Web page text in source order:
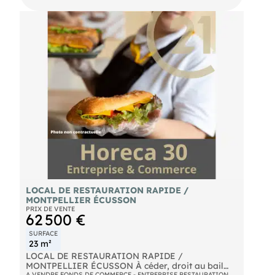
Mandat n°
LOCAL DE RESTAURATION RAPIDE /
MONTPELLIER ÉCUSSON
PRIX DE VENTE
62 500 €
SURFACE
23 m²
LOCAL DE RESTAURATION RAPIDE /
MONTPELLIER ÉCUSSON À céder, droit au bail